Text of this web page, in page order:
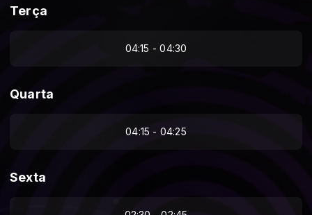
Terça
04:15 - 04:30
Quarta
04:15 - 04:25
Sexta